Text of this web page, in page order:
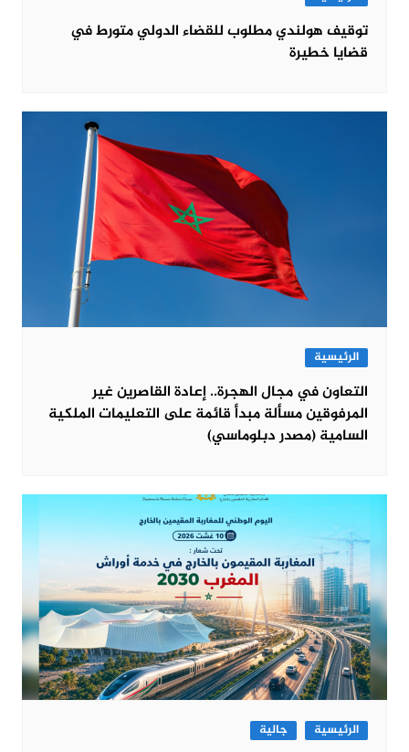
توقيف هولندي مطلوب للقضاء الدولي متورط في
قضايا خطيرة
الرئيسية
التعاون في مجال الهجرة.. إعادة القاصرين غير
المرفوقين مسألة مبدأ قائمة على التعليمات الملكية
السامية (مصدر دبلوماسي)
الرئيسية جالية